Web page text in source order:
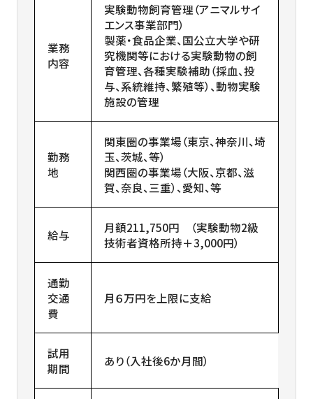
業務
内容
実験動物飼育管理（アニマルサイ
エンス事業部門）
製薬・食品企業、国公立大学や研
究機関等における実験動物の飼
育管理、各種実験補助（採血、投
与、系統維持、繁殖等）、動物実験
施設の管理
勤務
地
関東圏の事業場（東京、神奈川、埼
玉、茨城、等）
関西圏の事業場（大阪、京都、滋
賀、奈良、三重）、愛知、等
給与
月額211,750円 （実験動物2級
技術者資格所持＋3,000円）
通勤
交通
費
月６万円を上限に支給
試用
期間
あり（入社後6か月間）